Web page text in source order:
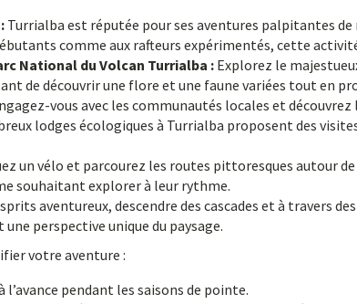
Turrialba est réputée pour ses aventures palpitantes de
comme aux rafteurs expérimentés, cette
National du Volcan Turrialba : Explorez le
de découvrir une flore et une faune variées tout en
vous avec les communautés locales et
lodges écologiques à Turrialba proposent des
un vélo et parcourez les routes pittoresques autour
souhaitant explorer à leur rythme.
aventureux, descendre des cascades et à travers
perspective unique du paysage.
votre aventure :
l’avance pendant les saisons de pointe.